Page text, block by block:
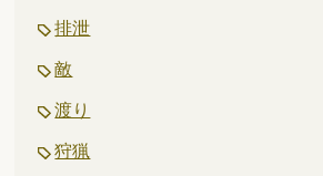
排泄
敵
渡り
狩猟